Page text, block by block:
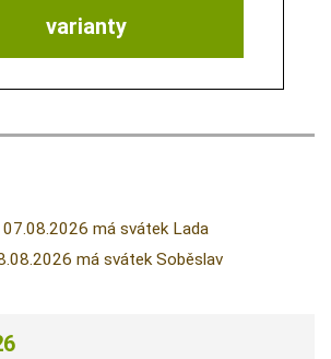
varianty
07.08.2026 má svátek Lada
má svátek Soběslav